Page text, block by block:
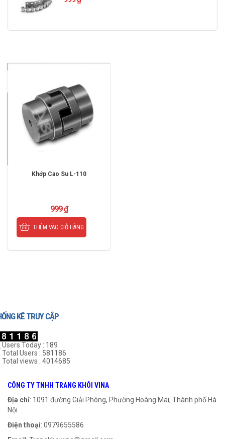
Khớp Cao Su L-110
999₫
THÊM VÀO GIỎ HÀNG
KÊ TRUY CẬP
Users Today : 189
Total Users : 581186
Total views : 4014685
CÔNG TY TNHH TRANG KHÔI VINA
Địa chỉ: 1091 đường Giải Phóng, Phường Hoàng Mai, Thành phố Hà
Nội
Điện thoại: 0979655586